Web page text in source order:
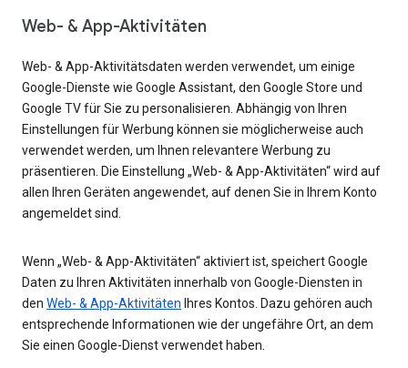
Web- & App-Aktivitäten
Web- & App-Aktivitätsdaten werden verwendet, um einige
Google-Dienste wie Google Assistant, den Google Store und
Google TV für Sie zu personalisieren. Abhängig von Ihren
Einstellungen für Werbung können sie möglicherweise auch
verwendet werden, um Ihnen relevantere Werbung zu
präsentieren. Die Einstellung „Web- & App-Aktivitäten“ wird auf
allen Ihren Geräten angewendet, auf denen Sie in Ihrem Konto
angemeldet sind.
Wenn „Web- & App-Aktivitäten“ aktiviert ist, speichert Google
Daten zu Ihren Aktivitäten innerhalb von Google-Diensten in
den Web- & App-Aktivitäten Ihres Kontos. Dazu gehören auch
entsprechende Informationen wie der ungefähre Ort, an dem
Sie einen Google-Dienst verwendet haben.